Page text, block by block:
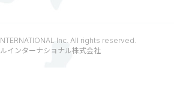
Inc. All rights reserved.
インターナショナル株式会社